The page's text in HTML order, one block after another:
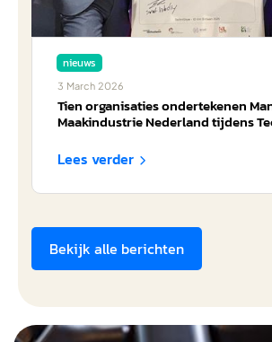
nieuws
3 March 2026
Tien organisaties ondertekenen
Maakindustrie Nederland tijdens
Lees verder 
Bekijk alle berichten